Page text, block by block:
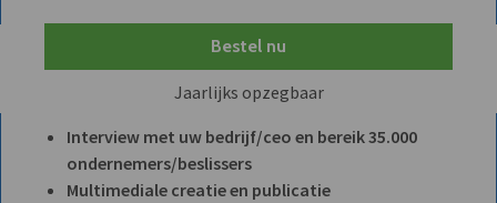
Bestel nu
Jaarlijks opzegbaar
Interview met uw bedrijf/ceo en bereik 35.000
ondernemers/beslissers
Multimediale creatie en publicatie